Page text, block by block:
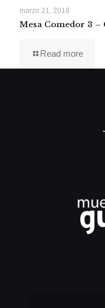
marzo 21, 2018
Mesa Comedor 3 –
Read more